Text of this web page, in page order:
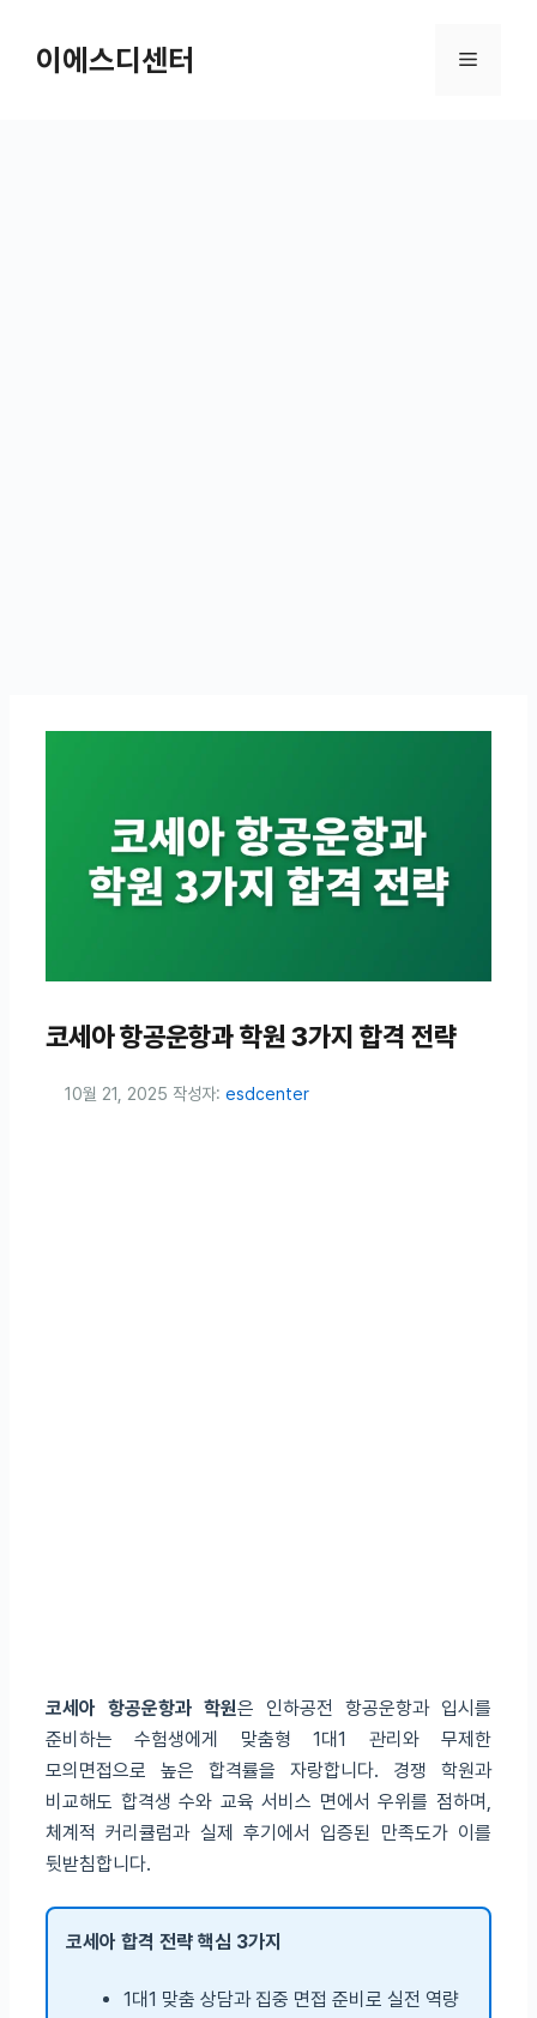
건너뛰기이에스디센터 메뉴
코세아 항공운항과 학원 3가지 합격 전략
10월 21, 2025 작성자: esdcenter
코세아 항공운항과 학원은 인하공전 항공운항과 입시를
준비하는 수험생에게 맞춤형 1대1 관리와 무제한
모의면접으로 높은 합격률을 자랑합니다. 경쟁 학원과
비교해도 합격생 수와 교육 서비스 면에서 우위를 점하며,
체계적 커리큘럼과 실제 후기에서 입증된 만족도가 이를
뒷받침합니다.
코세아 합격 전략 핵심 3가지
1대1 맞춤 상담과 집중 면접 준비로 실전 역량